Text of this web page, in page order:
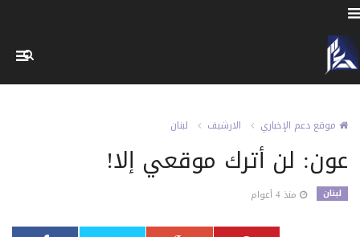
موقع دعم الإخباري الارشيف لبنان
عون: لن أترك موقعي إلا!
لبنان منذ 4 أعوام